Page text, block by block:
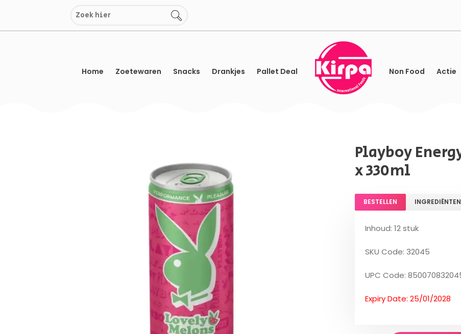
inhoud
Home Zoetewaren Snacks Drankjes Pallet Deal Non Food Actie
Playboy
x 330ml
BESTELLEN INGREDIËNTEN
Inhoud: 12 stuk
SKU Code: 32045
UPC Code:
Expiry Date: 25/01/2028